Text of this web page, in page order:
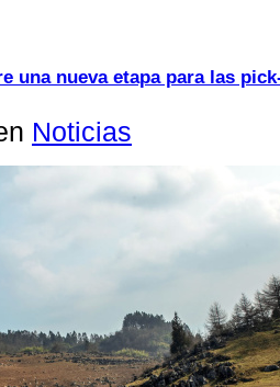
una nueva etapa para las
Noticias